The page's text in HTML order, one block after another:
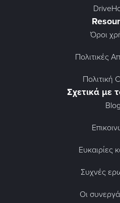
Όροι
Πολιτικές
Πολιτική
Σχετικά με
Blog
Ευκαιρίες
Συχνές
Οι